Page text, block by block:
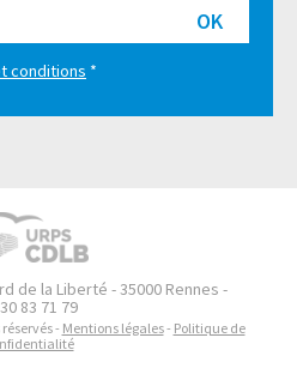
OK
conditions *
de la Liberté - 35000 Rennes -
83 71 79
- Mentions légales- Politique de